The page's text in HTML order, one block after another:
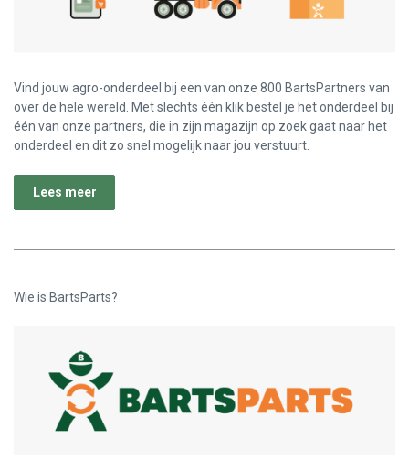
Vind jouw agro-onderdeel bij een van onze 800 BartsPartners van
over de hele wereld. Met slechts één klik bestel je het onderdeel bij
één van onze partners, die in zijn magazijn op zoek gaat naar het
onderdeel en dit zo snel mogelijk naar jou verstuurt.
Lees meer
Wie is BartsParts?